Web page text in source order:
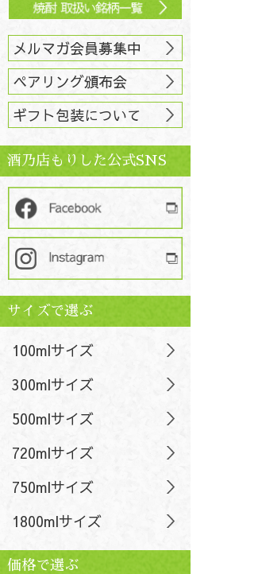
メルマガ会員募集中
ペアリング頒布会
ギフト包装について
酒乃店もりした公式SNS
サイズで選ぶ
100mlサイズ
300mlサイズ
500mlサイズ
720mlサイズ
750mlサイズ
1800mlサイズ
価格で選ぶ